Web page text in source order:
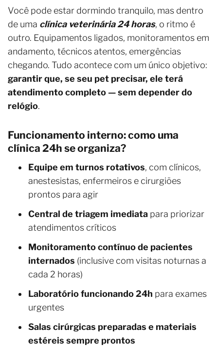
Você pode estar dormindo tranquilo, mas dentro
de uma clínica veterinária 24 horas, o ritmo é
outro. Equipamentos ligados, monitoramentos em
andamento, técnicos atentos, emergências
chegando. Tudo acontece com um único objetivo:
garantir que, se seu pet precisar, ele terá
atendimento completo — sem depender do
relógio.
Funcionamento interno: como uma
clínica 24h se organiza?
Equipe em turnos rotativos, com clínicos,
anestesistas, enfermeiros e cirurgiões
prontos para agir
Central de triagem imediata para priorizar
atendimentos críticos
Monitoramento contínuo de pacientes
internados (inclusive com visitas noturnas a
cada 2 horas)
Laboratório funcionando 24h para exames
urgentes
Salas cirúrgicas preparadas e materiais
estéreis sempre prontos